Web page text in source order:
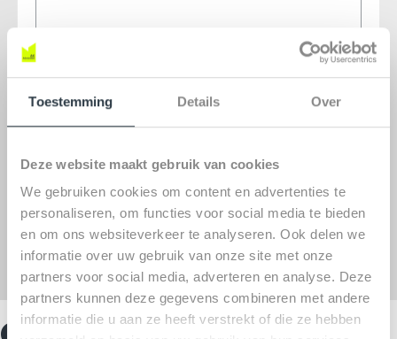
Toestemming Details Over
Deze website maakt gebruik van cookies
We gebruiken cookies om content en advertenties te
personaliseren, om functies voor social media te bieden
en om ons websiteverkeer te analyseren. Ook delen we
informatie over uw gebruik van onze site met onze
partners voor social media, adverteren en analyse. Deze
partners kunnen deze gegevens combineren met andere
informatie die u aan ze heeft verstrekt of die ze hebben
Ik ga akkoord met hetprivacybeleid